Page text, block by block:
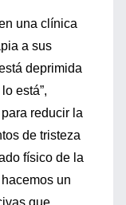
una clínica
a sus
deprimida
está”,
reducir la
de tristeza
físico de la
un
que